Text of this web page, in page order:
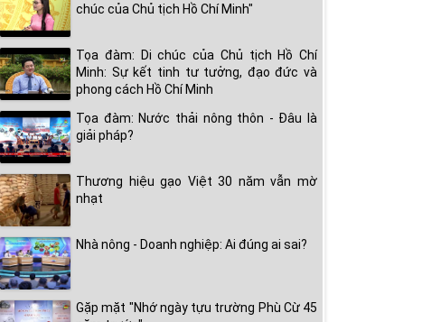
chúc của Chủ tịch Hồ Chí Minh"
Tọa đàm: Di chúc của Chủ tịch Hồ Chí
Minh: Sự kết tinh tư tưởng, đạo đức và
phong cách Hồ Chí Minh
Tọa đàm: Nước thải nông thôn - Đâu là
giải pháp?
Thương hiệu gạo Việt 30 năm vẫn mờ
nhạt
Nhà nông - Doanh nghiệp: Ai đúng ai sai?
Gặp mặt "Nhớ ngày tựu trường Phù Cừ 45